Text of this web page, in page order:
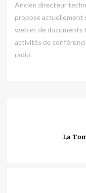
Ancien directeur
propose actuellement
web et de documents
activités de
radio.
La